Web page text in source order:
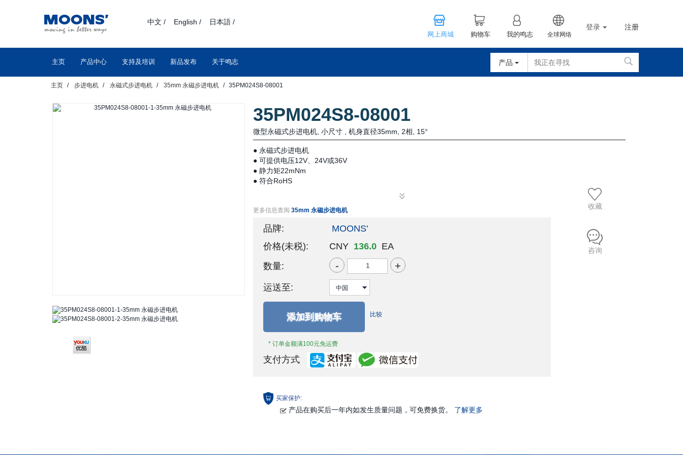
中文 / English / 日本語 /
网上商城 购物车 我的鸣志 全球网络
登录 注册
主页 产品中心 支持及培训 新品发布 关于鸣志 产品
主页 步进电机 永磁式步进电机 35mm 永磁步进电机 35PM024S8-08001
35PM024S8-08001
微型永磁式步进电机, 小尺寸 , 机身直径35mm, 2相, 15°
● 永磁式步进电机
● 可提供电压12V、24V或36V
● 静力矩22mNm
● 符合RoHS
更多信息查阅 35mm 永磁步进电机
品牌:
MOONS'
价格(未税):
CNY 136.0 EA
数量:
- +
运送至:
添加到购物车
* 订单金额满100元免运费
比较
支付方式
收藏
咨询
买家保护:
产品在购买后一年内如发生质量问题，可免费换货。 了解更多